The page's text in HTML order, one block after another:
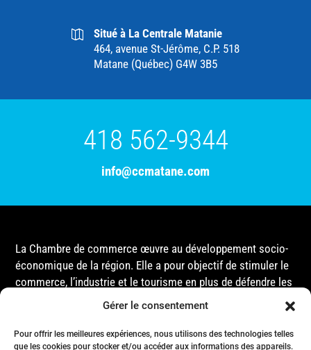
Gérer le consentement
Pour offrir les meilleures expériences, nous utilisons des technologies telles
que les cookies pour stocker et/ou accéder aux informations des appareils.
Situé à La Centrale Matanie
464, avenue St-Jérôme, C.P. 518
Matane (Québec) G4W 3B5
418 562-9344
info@ccmatane.com
La Chambre de commerce œuvre au développement socio-
économique de la région. Elle a pour objectif de stimuler le
commerce, l’industrie et le tourisme en plus de défendre les
intérêts de ses membres et de l’ensemble de la
gouvernementales, que ce soit au niveau municipal,